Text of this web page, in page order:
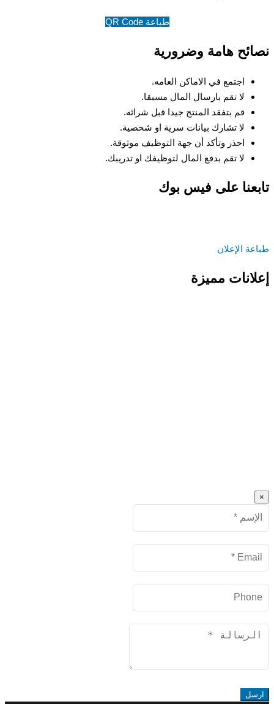
طباعة QR Code
نصائح هامة وضرورية
اجتمع في الاماكن العامه.
لا تقم بارسال المال مسبقا.
قم بتفقد المنتج جيدا قبل شرائه.
لا تشارك بيانات سرية او شخصية.
احذر وتأكد أن جهة التوظيف موثوقة.
لا تقم بدفع المال لتوظيفك او تدريبك.
تابعنا على فيس بوك
طباعة الإعلان
إعلانات مميزة
×
Name
البريد
Message
ارسل